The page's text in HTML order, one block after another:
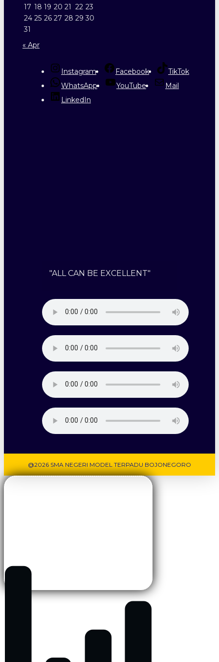
17 18 19 20 21 22 23
24 25 26 27 28 29 30
31
« Apr
Instagram Facebook
TikTok
WhatsApp
YouTube
Mail
LinkedIn
"ALL CAN BE EXCELLENT"
@2026 SMA NEGERI MODEL TERPADU BOJONEGORO